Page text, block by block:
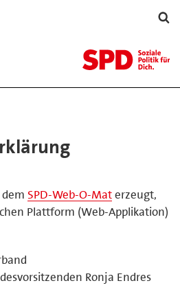
SPD-Web-O-Materzeugt,
Plattform (Web-Applikation)
Ronja Endres